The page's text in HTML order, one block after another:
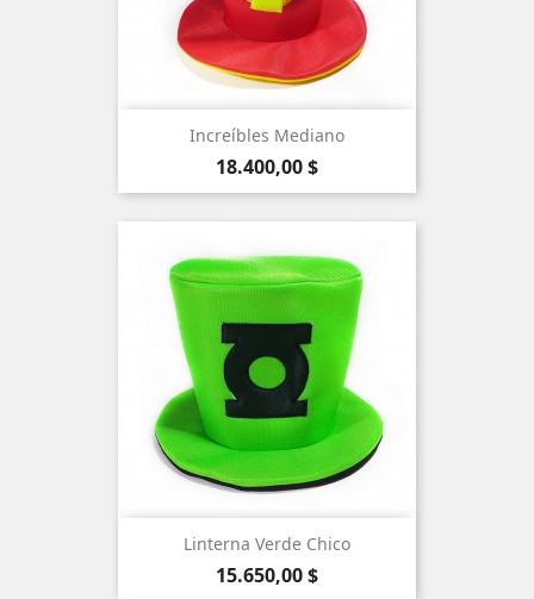
Increíbles Mediano
Precio
18.400,00 $
Linterna Verde Chico
Precio
15.650,00 $